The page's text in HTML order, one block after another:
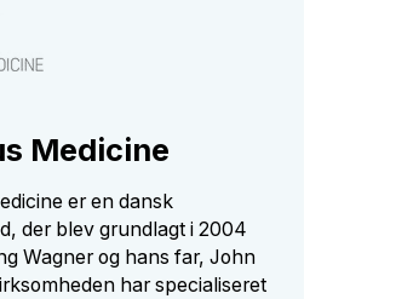
Medicine
er en dansk
der blev grundlagt i 2004
Wagner og hans far, John
har specialiseret